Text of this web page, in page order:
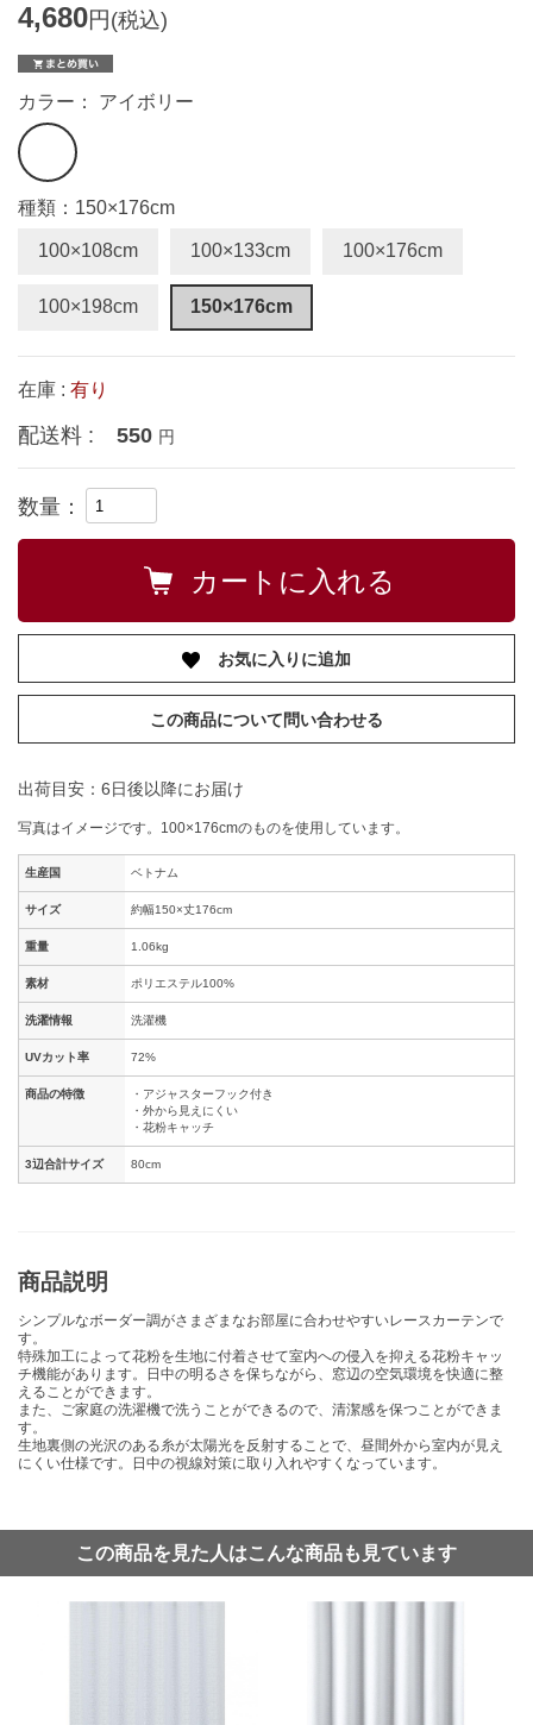
4,680円 (税込)
カラー： アイボリー
種類：150×176cm
100×108cm 100×133cm 100×176cm
100×198cm 150×176cm
在庫 : 有り
配送料 : 550 円
数量：
お気に入りに追加
この商品について問い合わせる
出荷目安：6日後以降にお届け
写真はイメージです。100×176cmのものを使用しています。
生産国 ベトナム
サイズ 約幅150×丈176cm
重量 1.06kg
素材 ポリエステル100%
洗濯情報 洗濯機
UVカット率 72%
商品の特徴
・アジャスターフック付き
・外から見えにくい
・花粉キャッチ
3辺合計サイズ 80cm
商品説明
シンプルなボーダー調がさまざまなお部屋に合わせやすいレースカーテンで
す。
特殊加工によって花粉を生地に付着させて室内への侵入を抑える花粉キャッ
チ機能があります。日中の明るさを保ちながら、窓辺の空気環境を快適に整
えることができます。
また、ご家庭の洗濯機で洗うことができるので、清潔感を保つことができま
す。
生地裏側の光沢のある糸が太陽光を反射することで、昼間外から室内が見え
にくい仕様です。日中の視線対策に取り入れやすくなっています。
この商品を見た人はこんな商品も見ています